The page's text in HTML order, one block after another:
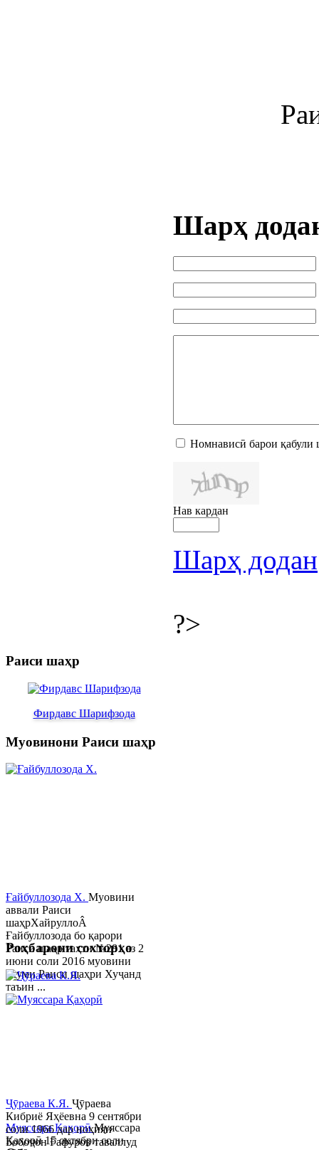
Шарҳ
Номнависӣ барои қабули
Нав кардан
Шарҳ додан
?>
Раиси шаҳр
Фирдавс Шарифзода
Муовинони Раиси шаҳр
Ғайбуллозода Х. Муовини
аввали Раиси
шаҳрХайруллоÂ
Ғайбуллозода бо қарори
Раиси шаҳр таҳти №281 аз 2
июни соли 2016 муовини
якуми Раиси шаҳри Хуҷанд
таъин ...
Муяссара ҚаҳорӣМуяссара
Қаҳорӣ 15 октябри соли
Роҳбарони сохторҳо
Ҷӯраева К.Я. Ҷӯраева
Кибриё Яҳёевна 9 сентябри
соли 1966 дар ноҳияи
Бобоҷон Ғафуров таваллуд